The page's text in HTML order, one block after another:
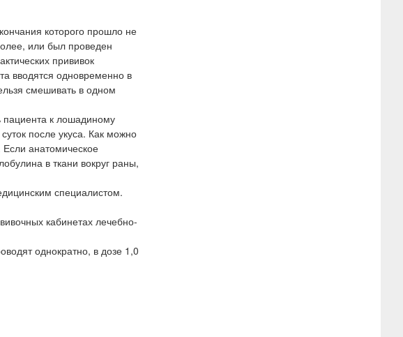
которого прошло не
или был проведен
прививок
вводятся одновременно в
смешивать в одном
пациента к лошадиному
после укуса. Как можно
анатомическое
в ткани вокруг раны,
специалистом.
кабинетах лечебно-
однократно, в дозе 1,0